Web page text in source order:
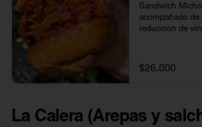
Sandwich
acompañado de
reduccion de
$26.000
La Calera (Arepas y